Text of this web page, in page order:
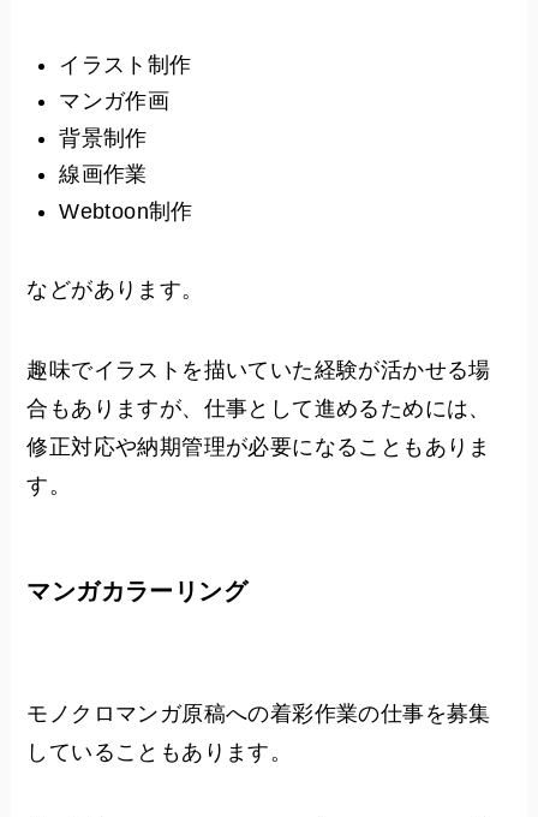
イラスト制作
マンガ作画
背景制作
線画作業
Webtoon制作
などがあります。
趣味でイラストを描いていた経験が活かせる場
合もありますが、仕事として進めるためには、
修正対応や納期管理が必要になることもありま
す。
マンガカラーリング
モノクロマンガ原稿への着彩作業の仕事を募集
していることもあります。